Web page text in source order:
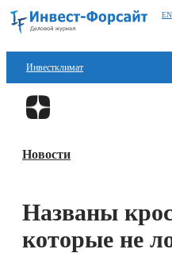
Инвестклимат
Финансы
Блокчейн
Новости
Названы
которые не